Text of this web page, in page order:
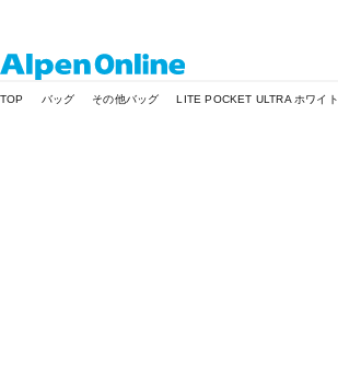
Online
TOP バッグ その他バッグ LITE POCKET ULTRA ホワイト